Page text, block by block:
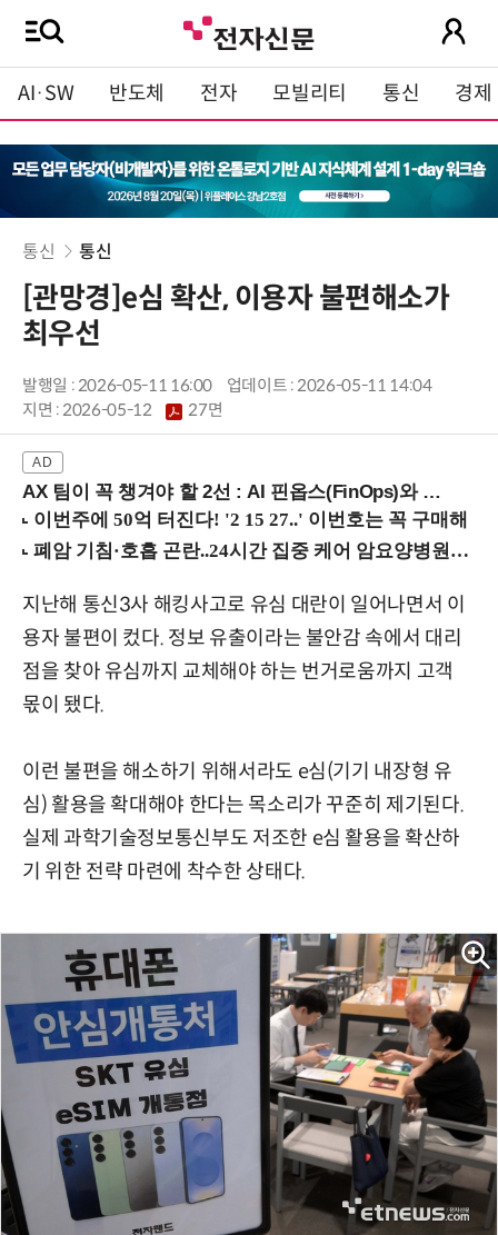
AI·SW 반도체 전자 모빌리티 통신 경제
통신 통신
[관망경]e심 확산, 이용자 불편해소가
최우선
발행일 : 2026-05-11 16:00
업데이트 : 2026-05-11 14:04
지면 :2026-05-12 27면
AX 팀이 꼭 챙겨야 할 2선 : AI 핀옵스(FinOps)와 토큰 거버넌스 (8/21 잠실역)
지난해 통신3사 해킹사고로 유심 대란이 일어나면서 이
용자 불편이 컸다. 정보 유출이라는 불안감 속에서 대리
점을 찾아 유심까지 교체해야 하는 번거로움까지 고객
몫이 됐다.
이런 불편을 해소하기 위해서라도 e심(기기 내장형 유
심) 활용을 확대해야 한다는 목소리가 꾸준히 제기된다.
실제 과학기술정보통신부도 저조한 e심 활용을 확산하
기 위한 전략 마련에 착수한 상태다.